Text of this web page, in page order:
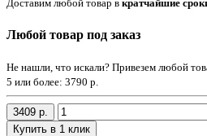
Доставим любой товар в кратчайшие
Любой товар под заказ
Не нашли, что искали? Привезем любой
5 или более: 3790 р.
3409 р.
Купить в 1 клик